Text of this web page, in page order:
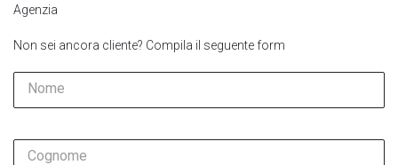
Agenzia
Non sei ancora cliente? Compila il seguente form
Nome
Cognome